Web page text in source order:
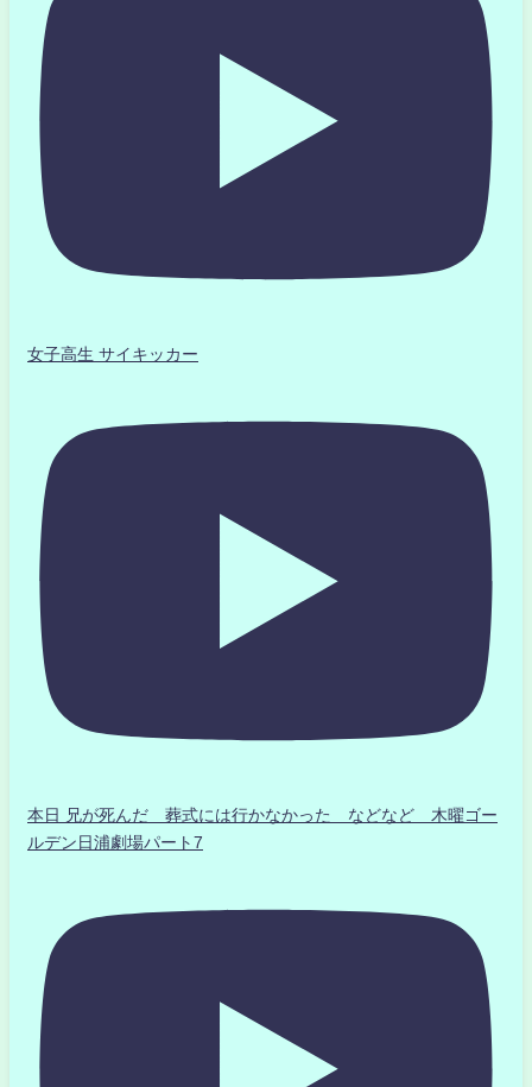
女子高生 サイキッカー
本日 兄が死んだ 葬式には行かなかった などなど 木曜ゴー
ルデン日浦劇場パート7